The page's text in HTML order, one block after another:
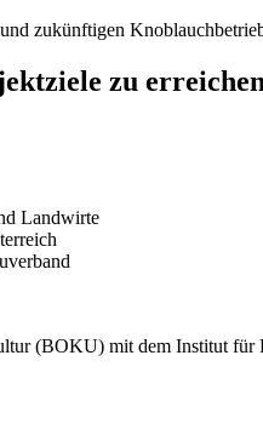
zukünftigen
zu erreichen
Landwirte
(BOKU) mit dem Institut für